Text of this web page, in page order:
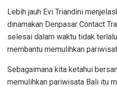
Lebih jauh Evi Triandini
dinamakan Denpasar Contact
selesai dalam waktu tidak
membantu memulihkan
Sebagaimana kita ketahui
memulihkan pariwisata Bali itu